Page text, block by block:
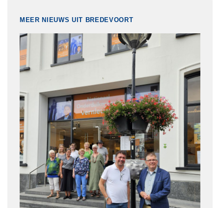
MEER NIEUWS UIT BREDEVOORT